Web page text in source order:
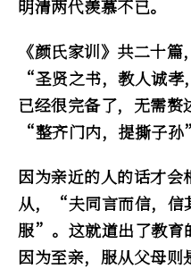
明清两代羡慕不已。
《颜氏家训》共二十
“圣贤之书，教人诚
已经很完备了，无需
“整齐门内，提撕子孙
因为亲近的人的话才
从，“夫同言而信，信
服”。这就道出了教育
因为至亲，服从父母